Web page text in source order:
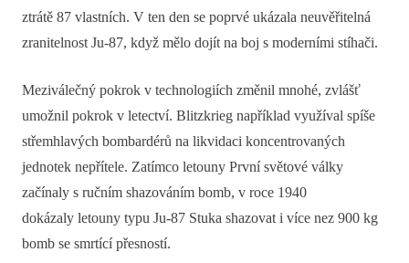
ztrátě 87 vlastních. V ten den se poprvé ukázala neuvěřitelná
zranitelnost Ju-87, když mělo dojít na boj s moderními stíhači.
Meziválečný pokrok v technologiích změnil mnohé, zvlášť
umožnil pokrok v letectví. Blitzkrieg například využíval spíše
střemhlavých bombardérů na likvidaci koncentrovaných
jednotek nepřítele. Zatímco letouny První světové války
začínaly s ručním shazováním bomb, v roce 1940
dokázaly letouny typu Ju-87 Stuka shazovat i více nez 900 kg
bomb se smrtící přesností.